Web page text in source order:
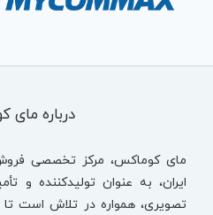
درباره
مای کوماکس، مرکز تخصصی
ایران، به عنوان تولیدکننده و
تصویری، همواره در تلاش است تا